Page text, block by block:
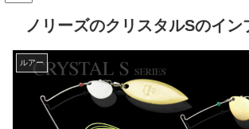
ノリーズのクリスタルSのイン
ルアー